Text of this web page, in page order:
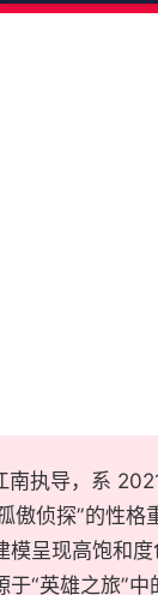
执导，系
傲侦探”的性
呈现高饱和
“英雄之旅”